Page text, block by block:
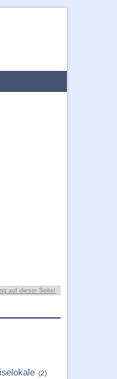
auf dieser Seite!
(2)